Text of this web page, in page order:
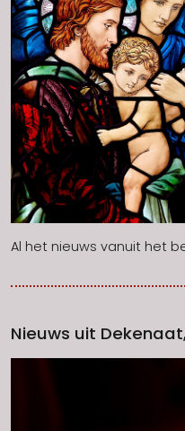
Al het nieuws vanuit het
Nieuws uit